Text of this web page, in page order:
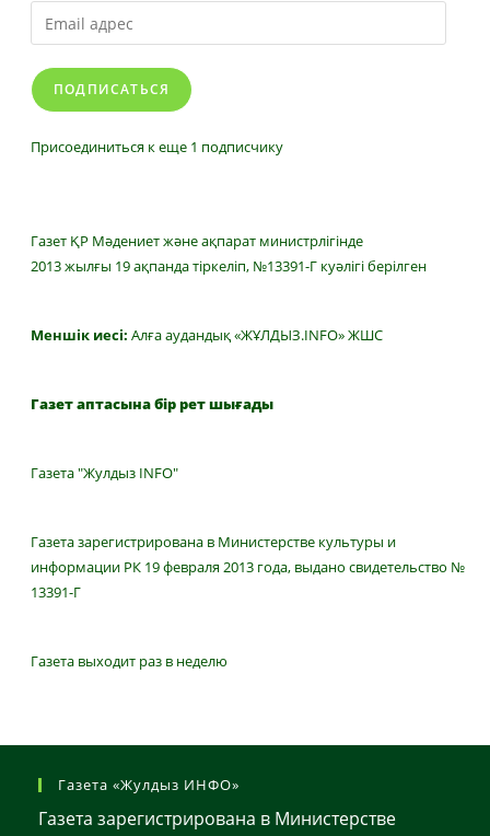
Email
адрес
ПОДПИСАТЬСЯ
Присоединиться к еще 1 подписчику
Газет ҚР Мәдениет және ақпарат министрлігінде
2013 жылғы 19 ақпанда тіркеліп, №13391-Г куәлігі берілген
Меншік иесі: Алға аудандық «ЖҰЛДЫЗ.INFO» ЖШС
Газет аптасына бір рет шығады
Газета "Жулдыз INFO"
Газета зарегистрирована в Министерстве культуры и
информации РК 19 февраля 2013 года, выдано свидетельство №
13391-Г
Газета выходит раз в неделю
Газета «Жулдыз ИНФО»
Газета зарегистрирована в Министерстве